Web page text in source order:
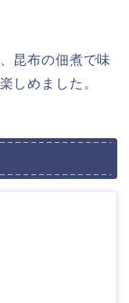
昆布の佃煮で味
しめました。